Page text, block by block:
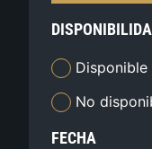
Disponible
No
FECHA